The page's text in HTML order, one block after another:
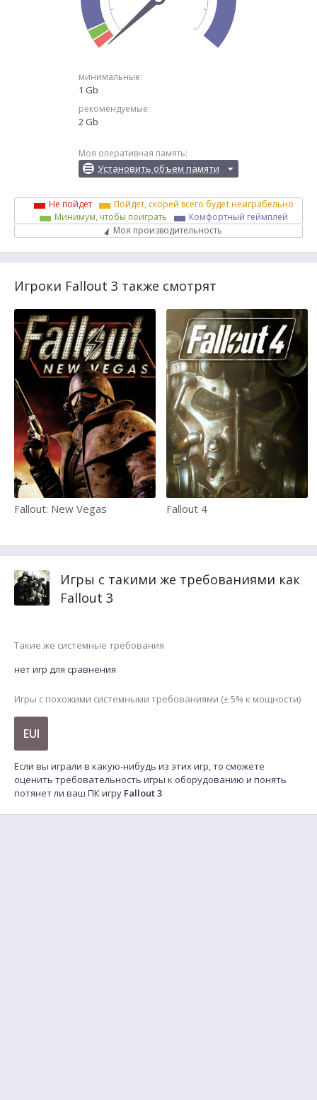
минимальные:
1 Gb
рекомендуемые:
2 Gb
Моя оперативная память:
Установить объем памяти
Не пойдет
Пойдет, скорей всего будет неиграбельно
Минимум, чтобы поиграть
Комфортный геймплей
Моя производительность
Игроки Fallout 3 также смотрят
Fallout: New Vegas Fallout 4
Игры с такими же требованиями как
Fallout 3
Такие же системные требования
нет игр для сравнения
Игры с похожими системными требованиями (± 5% к мощности)
EUI
Если вы играли в какую-нибудь из этих игр, то сможете
оценить требовательность игры к оборудованию и понять
потянет ли ваш ПК игру Fallout 3